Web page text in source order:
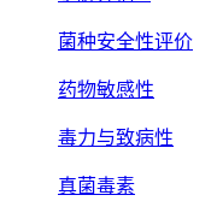
菌种安全性评价
药物敏感性
毒力与致病性
真菌毒素